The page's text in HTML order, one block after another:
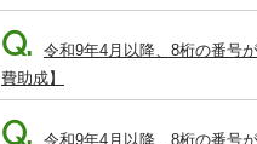
Q.
令和9年4月以降、8桁の番号
費助成】
Q.
令和9年4月以降、8桁の番号